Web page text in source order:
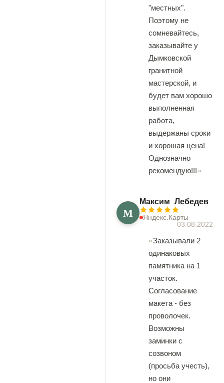
"местных".
Поэтому не
сомневайтесь,
заказывайте у
Дымковской
гранитной
мастерской, и
будет вам хорошо
выполненная
работа,
выдержаны сроки
и хорошая цена!
Однозначно
рекомендую!!!
М
Максим_Лебедев
Яндекс.Карты
03.08.2022
Заказывали 2
одинаковых
памятника на 1
участок.
Согласование
макета - без
проволочек.
Возможны
заминки с
созвоном
(просьба учесть),
но они